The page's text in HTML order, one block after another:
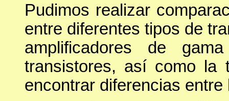
Pudimos realizar
entre diferentes tipos de
amplificadores de
transistores, así como la
encontrar diferencias